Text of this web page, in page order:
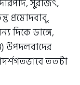
সুরজিৎ,
প্রমোদবাবু,
দিকে ডাঙ্গে,
উপদলবাদের
ততটা